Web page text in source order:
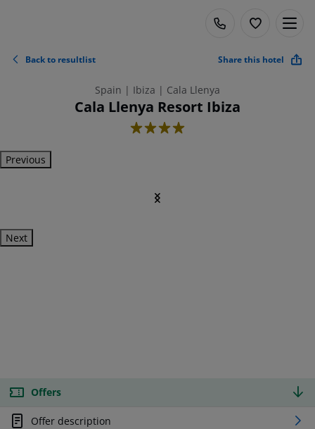
Back to resultlist Share this hotel
Spain | Ibiza | Cala Llenya
Cala Llenya Resort Ibiza
4
Previous
Next
Offers
Offer description